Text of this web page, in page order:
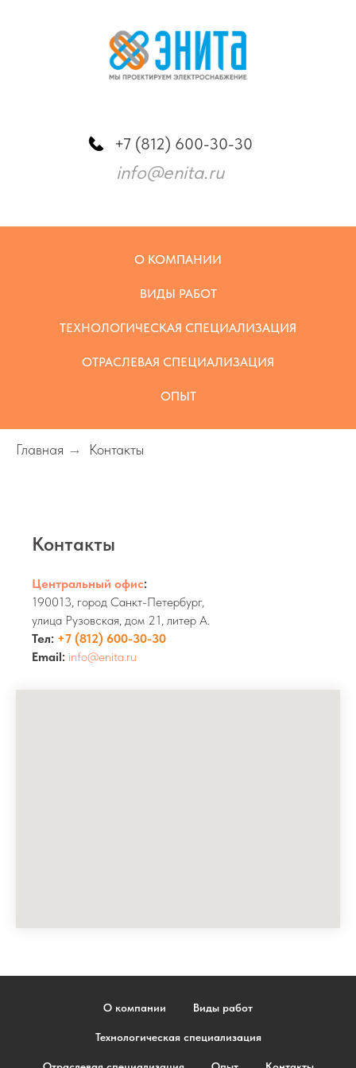
+7 (812) 600-30-30
info@enita.ru
О КОМПАНИИ
ВИДЫ РАБОТ
ТЕХНОЛОГИЧЕСКАЯ СПЕЦИАЛИЗАЦИЯ
ОТРАСЛЕВАЯ СПЕЦИАЛИЗАЦИЯ
ОПЫТ
Главная → Контакты
Контакты
Центральный офис:
190013, город Санкт-Петербург,
улица Рузовская, дом 21, литер А.
Тел: +7 (812) 600-30-30
Email: info@enita.ru
О компании Виды работ
Технологическая специализация